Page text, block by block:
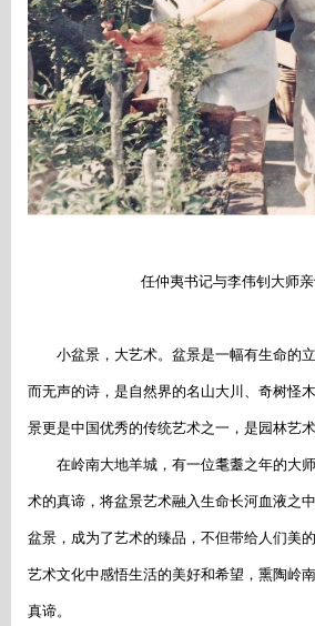
任仲夷书记与李伟钊大师
小盆景，大艺术。盆景是一幅有生命的
而无声的诗，是自然界的名山大川、奇树怪
景更是中国优秀的传统艺术之一，是园林艺术
在岭南大地羊城，有一位耄耋之年的大
术的真谛，将盆景艺术融入生命长河血液之
盆景，成为了艺术的臻品，不但带给人们美
艺术文化中感悟生活的美好和希望，熏陶岭
真谛。